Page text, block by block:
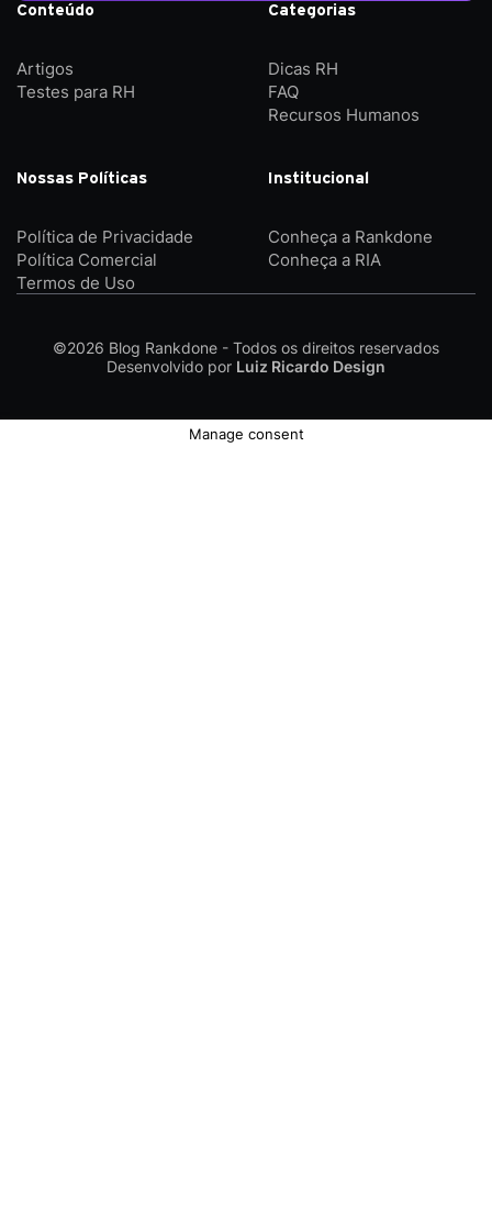
Conteúdo
Artigos
Testes para RH
Categorias
Dicas RH
FAQ
Recursos Humanos
Nossas Políticas
Política de Privacidade
Política Comercial
Termos de Uso
Institucional
Conheça a Rankdone
Conheça a RIA
©2026 Blog Rankdone - Todos os direitos reservados
Desenvolvido por Luiz Ricardo Design
Manage consent